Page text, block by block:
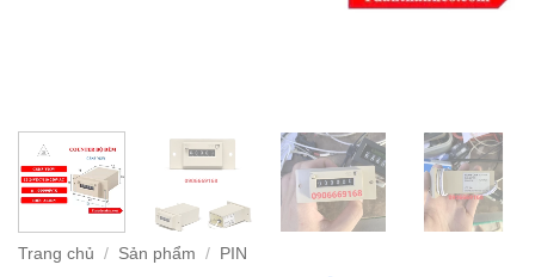
Trang chủ / Sản phẩm / PIN